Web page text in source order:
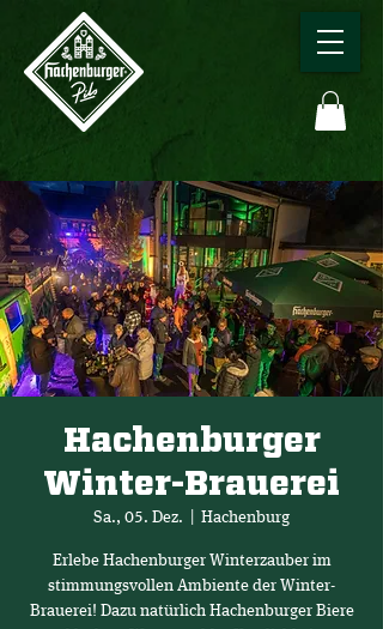
Hachenburger
Winter-Brauerei
Sa., 05. Dez. Hachenburg
Erlebe Hachenburger Winterzauber im
stimmungsvollen Ambiente der Winter-
Brauerei! Dazu natürlich Hachenburger Biere